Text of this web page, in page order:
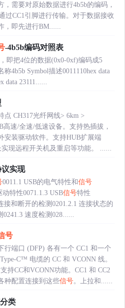
需要对原始数据进行4b5b的编码，
过CC1引脚进行传输。对于数据接收
，即先进行BM......
-4b5b编码对照表
即把4位的数据(0x0-0xf)编码成5
4b5b Symbol描述0011110hex data
data 23111......
CH317光纤网线> 6km >
高速/全速/低速设备。支持热插拔，
安装驱动软件。支持HUB扩展端
现远程开关机及重启等功能。 ......
实现
0011.1 USB的电气特性和信号
特性0071.1.3 USB信号特性
接和断开的检测0201.2.1 连接状态的
速度检测028......
号
行端口 (DFP) 各有一个 CC1 和一个
C™ 电缆的 CC 和 VCONN 线。
持CC和VCONN功能。CC1 和 CC2
种配置连接到这些信号。上拉和......
类